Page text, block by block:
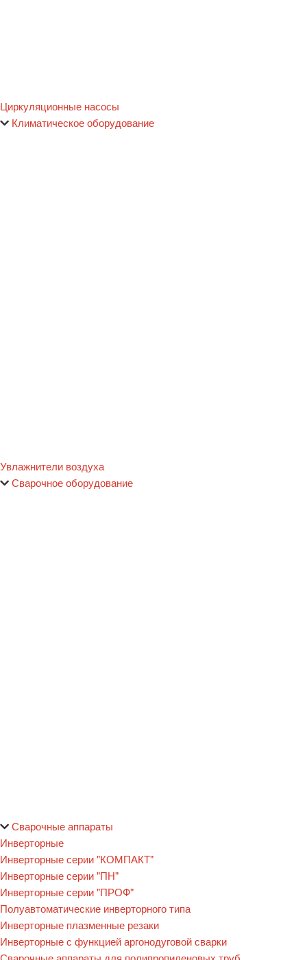
Циркуляционные насосы
Климатическое оборудование
Увлажнители воздуха
Сварочное оборудование
Сварочные аппараты
Инверторные
Инверторные серии "КОМПАКТ"
Инверторные серии "ПН"
Инверторные серии "ПРОФ"
Полуавтоматические инверторного типа
Инверторные плазменные резаки
Инверторные с функцией аргонодуговой сварки